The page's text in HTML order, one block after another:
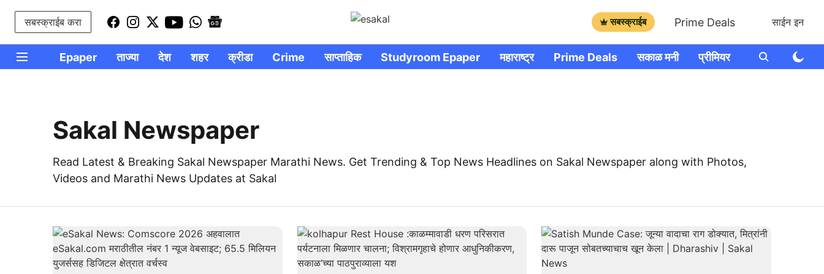
सबस्क्राईब करा सबस्क्राईब Prime Deals साईन इन
Epaper ताज्या देश शहर क्रीडा Crime साप्ताहिक Studyroom Epaper महाराष्ट्र Prime Deals सकाळ मनी प्रीमियर आणखी राशी
Sakal Newspaper
Read Latest & Breaking Sakal Newspaper Marathi News. Get Trending & Top News Headlines on Sakal Newspaper along with Photos,
Videos and Marathi News Updates at Sakal